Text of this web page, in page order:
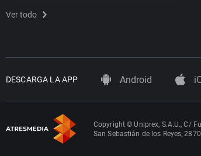
Ver todo
DESCARGA LA APP Android
Copyright © Uniprex, S.A.U., C/
San Sebastián de los Reyes,